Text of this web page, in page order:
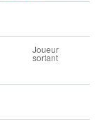
Joueur
sortant